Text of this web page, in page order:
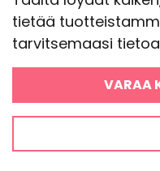
tietää
tarvitsemaasi
VARAA